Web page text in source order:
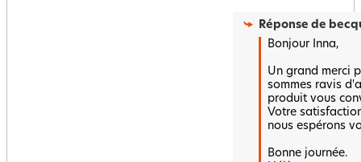
Réponse de
Bonjour Inna,
Un grand merci
sommes ravis
produit vous
Votre
nous espérons
Bonne journée.